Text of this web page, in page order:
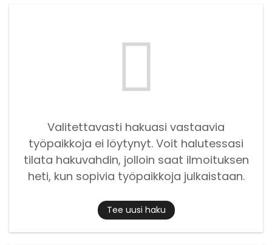
Valitettavasti hakuasi vastaavia
työpaikkoja ei löytynyt. Voit halutessasi
tilata hakuvahdin, jolloin saat ilmoituksen
heti, kun sopivia työpaikkoja julkaistaan.
Tee uusi haku